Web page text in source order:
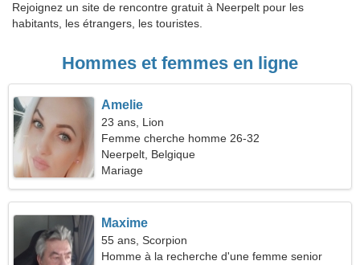
Rejoignez un site de rencontre gratuit à Neerpelt pour les
habitants, les étrangers, les touristes.
Hommes et femmes en ligne
Amelie
23 ans, Lion
Femme cherche homme 26-32
Neerpelt, Belgique
Mariage
Maxime
55 ans, Scorpion
Homme à la recherche d'une femme senior